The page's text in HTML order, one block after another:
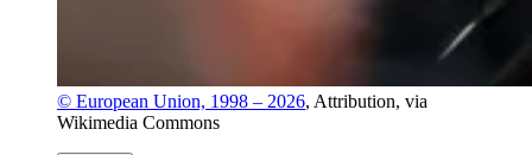
© European Union, 1998 – 2026, Attribution, via
Wikimedia Commons